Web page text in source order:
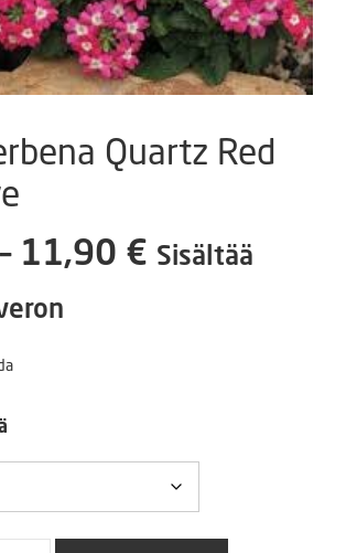
Quartz Red
– 11,90 € Sisältää